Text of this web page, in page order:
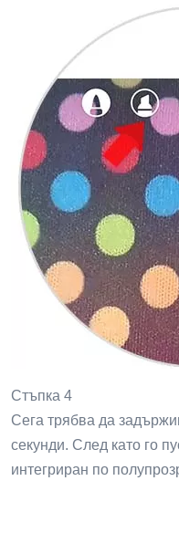
Стъпка 4
Сега трябва да
секунди. След като го
интегриран по